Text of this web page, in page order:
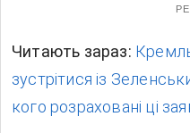
Читають зараз:
зустрітися із
кого розраховані ці